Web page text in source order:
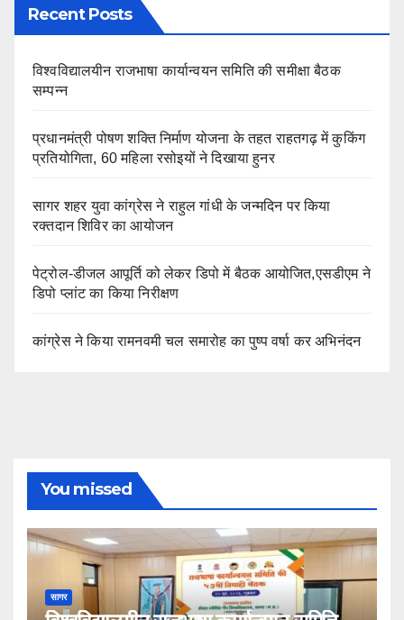
Recent Posts
विश्वविद्यालयीन राजभाषा कार्यान्वयन समिति की समीक्षा बैठक
सम्पन्न
प्रधानमंत्री पोषण शक्ति निर्माण योजना के तहत राहतगढ़ में कुकिंग
प्रतियोगिता, 60 महिला रसोइयों ने दिखाया हुनर
सागर शहर युवा कांग्रेस ने राहुल गांधी के जन्मदिन पर किया
रक्तदान शिविर का आयोजन
पेट्रोल-डीजल आपूर्ति को लेकर डिपो में बैठक आयोजित,एसडीएम ने
डिपो प्लांट का किया निरीक्षण
कांग्रेस ने किया रामनवमी चल समारोह का पुष्प वर्षा कर अभिनंदन
You missed
सागर